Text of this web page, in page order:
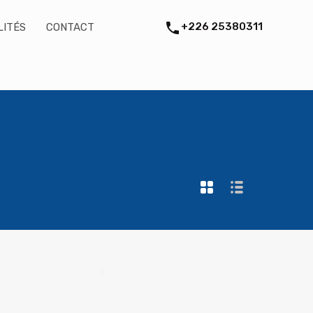
SOUSCRIPTION ACTUALITÉS CONTACT
CONTACT +226 25380311